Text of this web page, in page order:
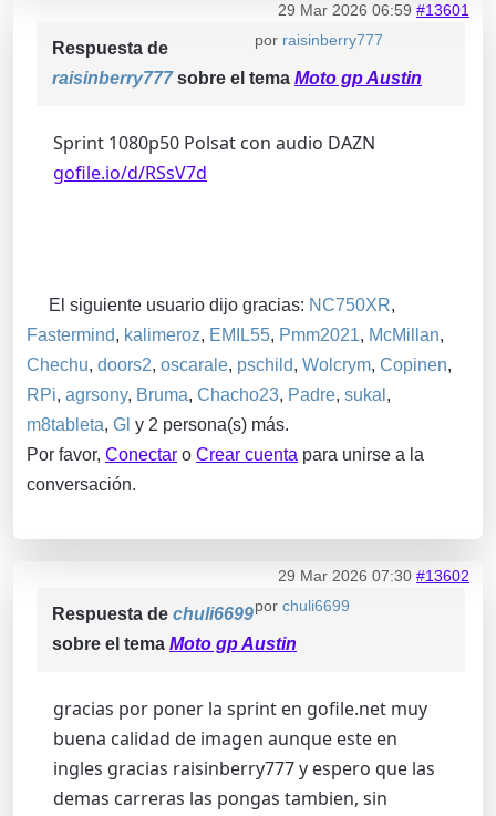
29 Mar 2026 06:59 #13601
por raisinberry777
Respuesta de
raisinberry777sobre el tema Moto gp Austin
Sprint 1080p50 Polsat con audio DAZN
gofile.io/d/RSsV7d
El siguiente usuario dijo gracias: NC750XR,
Fastermind, kalimeroz, EMIL55, Pmm2021, McMillan,
Chechu, doors2, oscarale, pschild, Wolcrym, Copinen,
RPi, agrsony, Bruma, Chacho23, Padre, sukal ,
m8tableta, Gl y 2 persona(s) más.
Por favor, Conectar o Crear cuenta para unirse a la
conversación.
29 Mar 2026 07:30 #13602
por chuli6699
Respuesta de chuli6699
sobre el tema Moto gp Austin
gracias por poner la sprint en gofile.net muy
buena calidad de imagen aunque este en
ingles gracias raisinberry777 y espero que las
demas carreras las pongas tambien, sin